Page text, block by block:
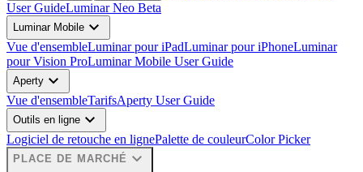
User GuideLuminar Neo Beta
Luminar Mobile expand_more
Vue d'ensembleLuminar pour iPadLuminar pour iPhoneLuminar
pour Vision ProLuminar Mobile User Guide
Aperty expand_more
Vue d'ensembleTarifsAperty User Guide
Outils en ligne expand_more
Logiciel de retouche en lignePalette de couleurColor Picker
PLACE DE MARCHÉ expand_more